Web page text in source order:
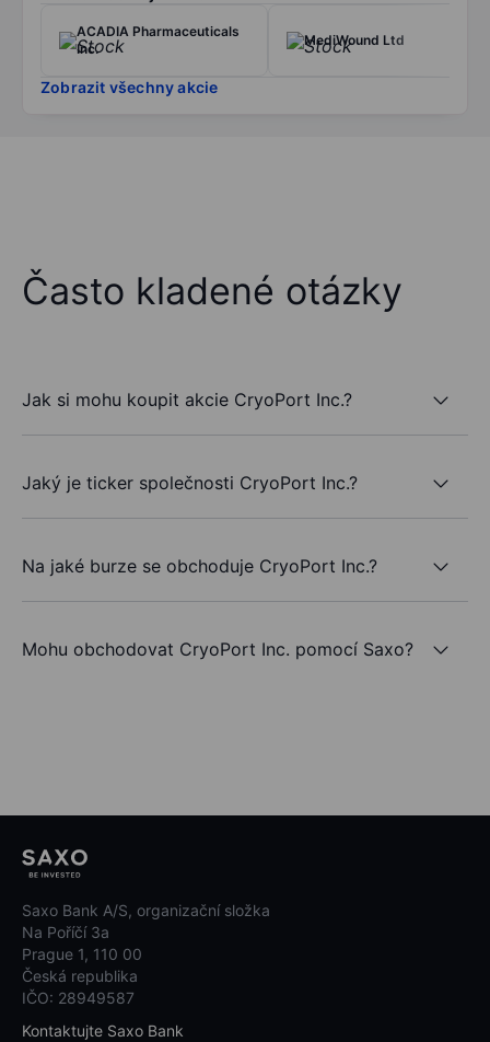
ACADIA Pharmaceuticals
Inc.
MediWound Ltd
Zobrazit všechny akcie
Často kladené otázky
Jak si mohu koupit akcie CryoPort Inc.?
Jaký je ticker společnosti CryoPort Inc.?
Na jaké burze se obchoduje CryoPort Inc.?
Mohu obchodovat CryoPort Inc. pomocí Saxo?
Saxo Bank A/S, organizační složka
Na Poříčí 3a
Prague 1, 110 00
Česká republika
IČO: 28949587
Kontaktujte Saxo Bank